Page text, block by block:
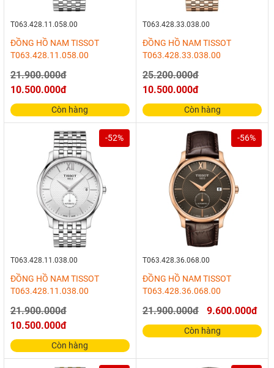
T063.428.11.058.00
ĐỒNG HỒ NAM TISSOT
T063.428.11.058.00
21.900.000đ
10.500.000đ
Còn hàng
T063.428.33.038.00
ĐỒNG HỒ NAM TISSOT
T063.428.33.038.00
25.200.000đ
10.500.000đ
Còn hàng
-52%
T063.428.11.038.00
ĐỒNG HỒ NAM TISSOT
T063.428.11.038.00
21.900.000đ
10.500.000đ
Còn hàng
-56%
T063.428.36.068.00
ĐỒNG HỒ NAM TISSOT
T063.428.36.068.00
21.900.000đ 9.600.000đ
Còn hàng